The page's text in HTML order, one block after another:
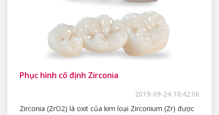
Phục hình cố định Zirconia
2019-09-24 10:42:06
Zirconia (ZrO2) là oxit của kim loại Zirconium (Zr) được